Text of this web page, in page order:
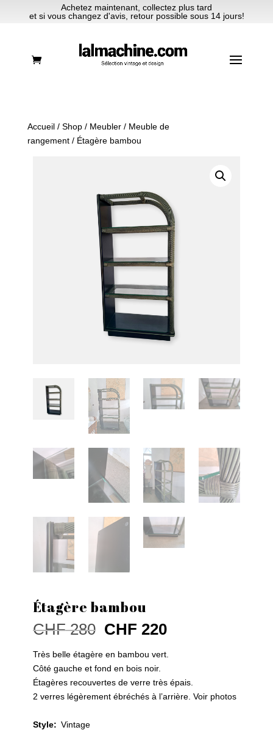
Achetez maintenant, collectez plus tard
et si vous changez d'avis, retour possible sous 14 jours!
Accueil/ Shop/ Meubler/ Meuble de
rangement/ Étagère bambou
Étagère bambou
CHF280 Le
initial
était :
CHF 280.
CHF 220Le
actuel
CHF 220.
Très belle étagère en bambou vert.
Côté gauche et fond en bois noir.
Étagères recouvertes de verre très épais.
2 verres légèrement ébréchés à l’arrière. Voir photos
Style: Vintage